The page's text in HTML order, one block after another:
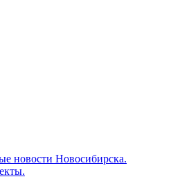
новости Новосибирска.